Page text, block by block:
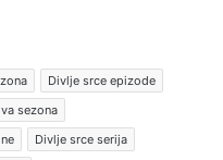
Divlje srce epizode
sezona
Divlje srce serija